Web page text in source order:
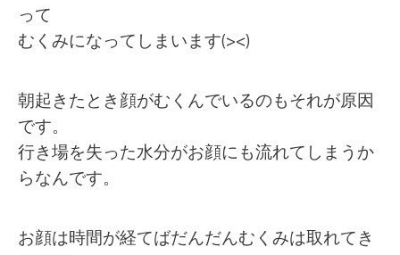
って
むくみになってしまいます(><)
朝起きたとき顔がむくんでいるのもそれが原因
です。
行き場を失った水分がお顔にも流れてしまうか
らなんです。
お顔は時間が経てばだんだんむくみは取れてき